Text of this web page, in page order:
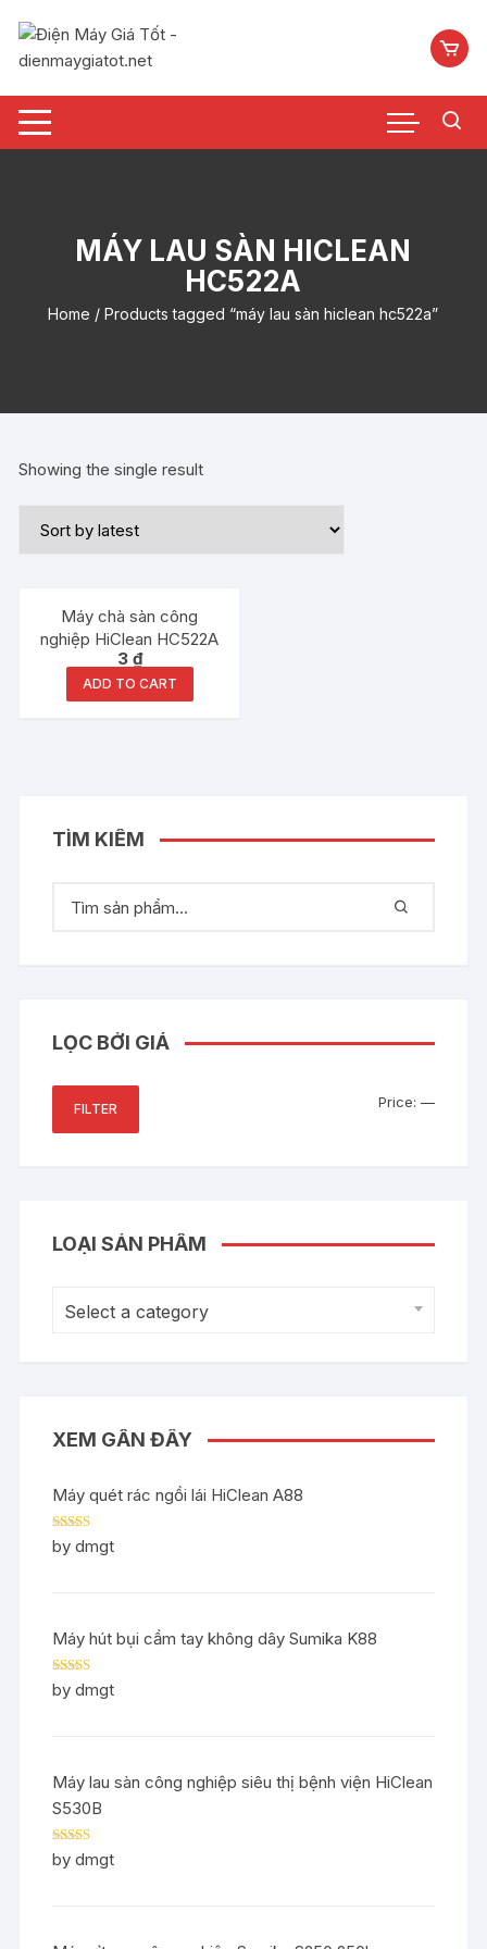
nội
MÁY LAU SÀN HICLEAN
HC522A
Home / Products tagged “máy lau sàn hiclean hc522a”
Showing the single result
Máy chà sàn công
nghiệp HiClean HC522A
3 ₫
ADD TO CART
TÌM KIẾM
LỌC BỞI GIÁ
FILTER Price: —
LOẠI SẢN PHẨM
Select a category
XEM GẦN ĐÂY
Máy quét rác ngồi lái HiClean A88
Rated5out
of 5
by dmgt
Máy hút bụi cầm tay không dây Sumika K88
Rated5out
of 5
by dmgt
Máy lau sàn công nghiệp siêu thị bệnh viện HiClean
S530B
Rated5out
of 5
by dmgt